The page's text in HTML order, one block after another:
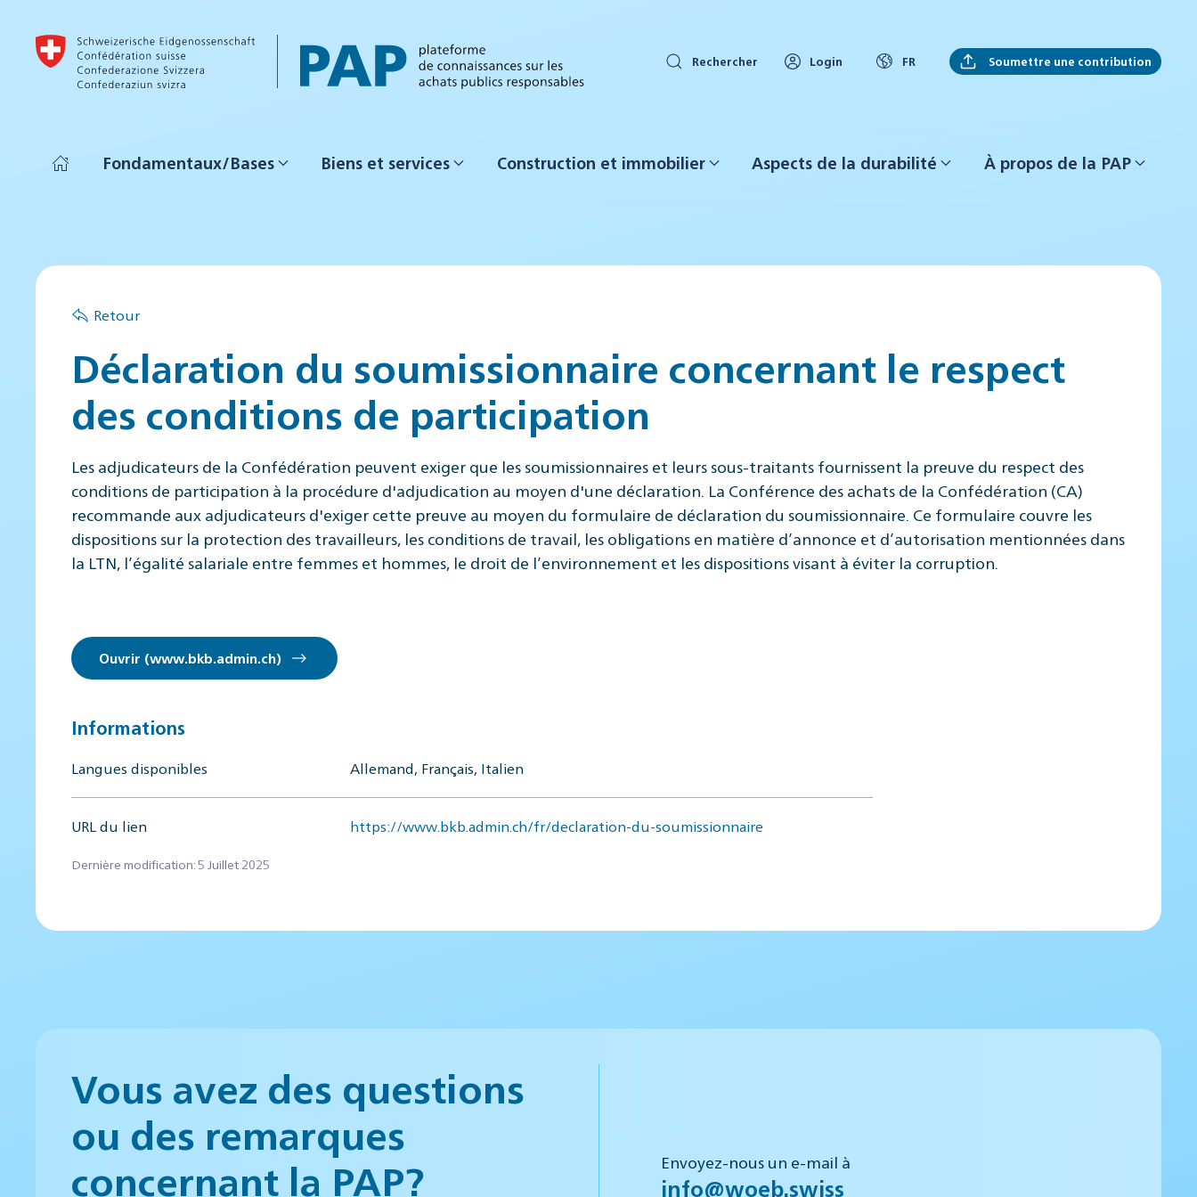
Accéder au contenu principal
Rechercher Login FR Soumettre une contribution
Fondamentaux/Bases Biens et services Construction et immobilier Aspects de la durabilité À propos de la PAP
Retour
Déclaration du soumissionnaire concernant le respect
des conditions de participation
Les adjudicateurs de la Confédération peuvent exiger que les soumissionnaires et leurs sous-traitants fournissent la preuve du respect des
conditions de participation à la procédure d'adjudication au moyen d'une déclaration. La Conférence des achats de la Confédération (CA)
recommande aux adjudicateurs d'exiger cette preuve au moyen du formulaire de déclaration du soumissionnaire. Ce formulaire couvre les
dispositions sur la protection des travailleurs, les conditions de travail, les obligations en matière d’annonce et d’autorisation mentionnées dans
la LTN, l’égalité salariale entre femmes et hommes, le droit de l’environnement et les dispositions visant à éviter la corruption.
Ouvrir (www.bkb.admin.ch)
Informations
Langues disponibles Allemand, Français, Italien
URL du lien https://www.bkb.admin.ch/fr/declaration-du-soumissionnaire
Dernière modification: 5 Juillet 2025
Vous avez des questions
ou des remarques
concernant la PAP?
Envoyez-nous un e-mail à
info@woeb.swiss